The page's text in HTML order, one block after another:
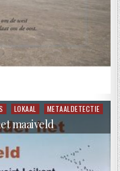
LOKAAL METAALDETECTIE
maaiveld